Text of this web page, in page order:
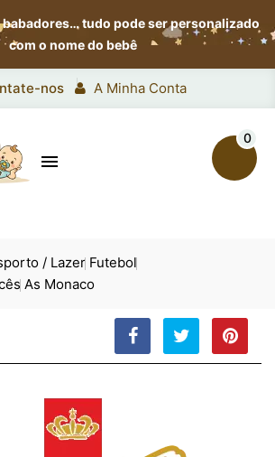
babadores…tudo pode ser personalizado
com o nome do bebê
nos A Minha Conta

0
/ Lazer Futebol
As Monaco